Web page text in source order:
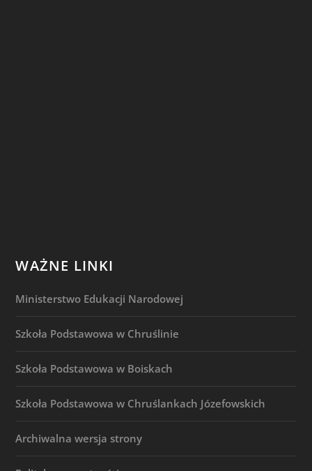
WAŻNE LINKI
Ministerstwo Edukacji Narodowej
Szkoła Podstawowa w Chruślinie
Szkoła Podstawowa w Boiskach
Szkoła Podstawowa w Chruślankach Józefowskich
Archiwalna wersja strony